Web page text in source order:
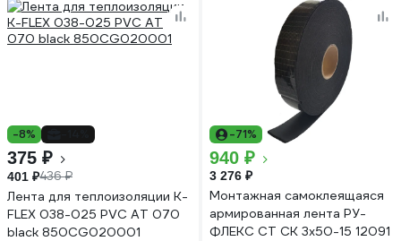
-8%
375 ₽
401 ₽436 ₽
Лента для теплоизоляции K-
FLEX 038-025 PVC AT 070
black 850CG020001
-71%
940 ₽
3 276 ₽
Монтажная самоклеящаяся
армированная лента РУ-
ФЛЕКС СТ СК 3x50-15 12091